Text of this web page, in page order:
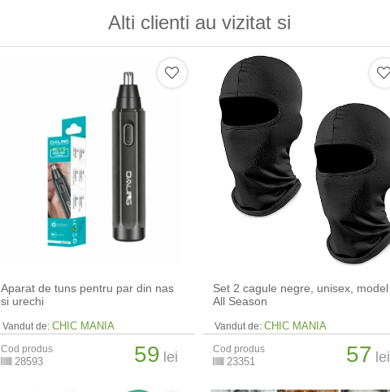
Alti clienti au vizitat si
Aparat de tuns pentru par din nas
si urechi
Vandut de: CHIC MANIA
Cod produs
28593 59 lei
Set 2 cagule negre, unisex, model
All Season
Vandut de: CHIC MANIA
Cod produs
23351 57 lei